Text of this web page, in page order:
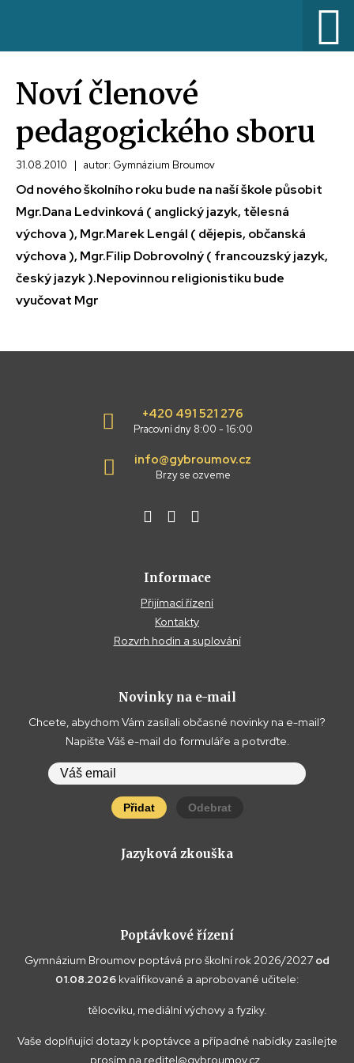
Noví členové
pedagogického sboru
31.08.2010 | autor: Gymnázium Broumov
Od nového školního roku bude na naší škole působit
Mgr.Dana Ledvinková ( anglický jazyk, tělesná
výchova ), Mgr.Marek Lengál ( dějepis, občanská
výchova ), Mgr.Filip Dobrovolný ( francouzský jazyk,
český jazyk ).Nepovinnou religionistiku bude
vyučovat Mgr
+420 491 521 276
Pracovní dny 8:00 - 16:00
info@gybroumov.cz
Brzy se ozveme
Informace
Přijímací řízení
Kontakty
Rozvrh hodin a suplování
Novinky na e-mail
Chcete, abychom Vám zasílali občasné novinky na e-mail?
Napište Váš e-mail do formuláře a potvrďte.
Přidat Odebrat
Jazyková zkouška
Poptávkové řízení
Gymnázium Broumov poptává pro školní rok 2026/2027 od
01.08.2026 kvalifikované a aprobované učitele:
tělocviku, mediální výchovy a fyziky.
Vaše doplňující dotazy k poptávce a případné nabídky zasílejte
prosím na reditel@gybroumov.cz.